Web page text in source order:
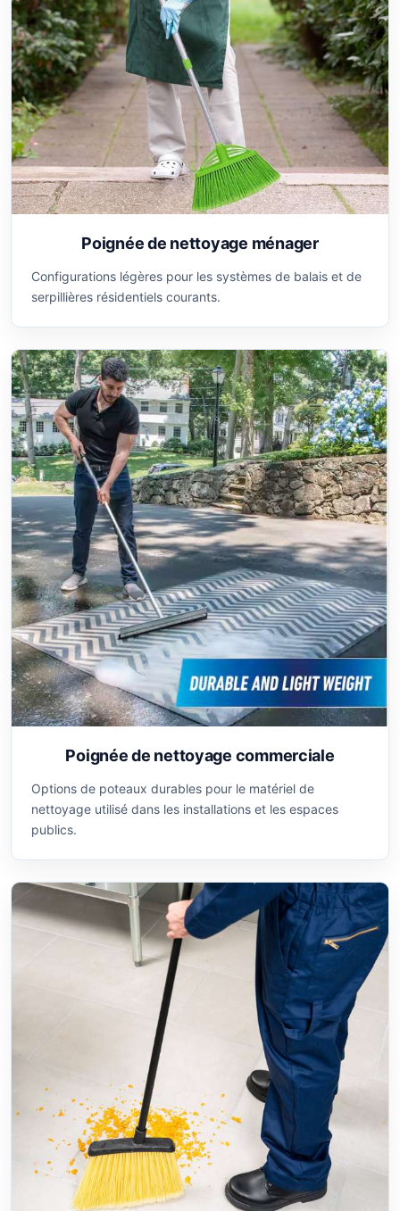
Poignée de nettoyage ménager
Configurations légères pour les systèmes de balais et de
serpillières résidentiels courants.
Poignée de nettoyage commerciale
Options de poteaux durables pour le matériel de
nettoyage utilisé dans les installations et les espaces
publics.